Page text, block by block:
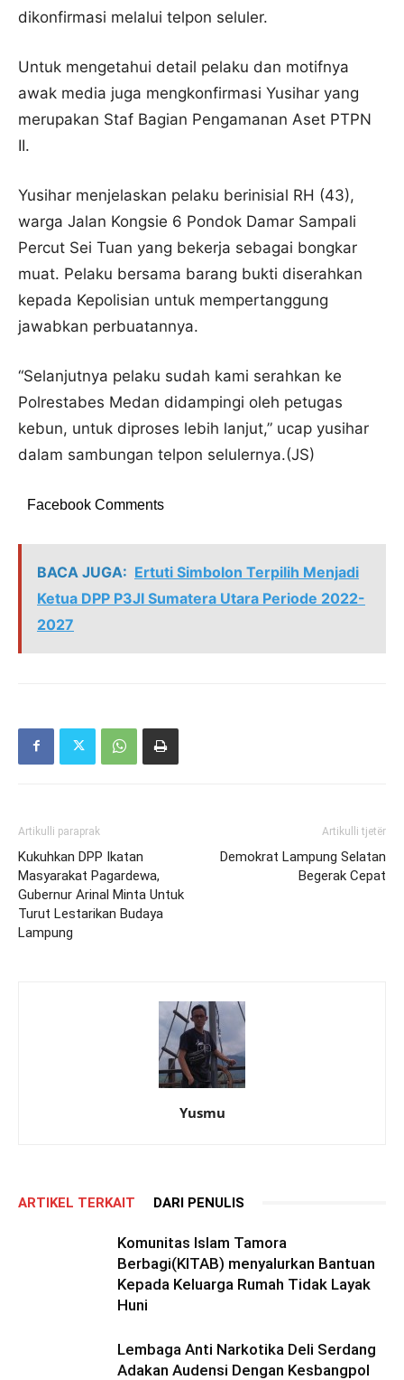
dikonfirmasi melalui telpon seluler.
Untuk mengetahui detail pelaku dan motifnya
awak media juga mengkonfirmasi Yusihar yang
merupakan Staf Bagian Pengamanan Aset PTPN
II.
Yusihar menjelaskan pelaku berinisial RH (43),
warga Jalan Kongsie 6 Pondok Damar Sampali
Percut Sei Tuan yang bekerja sebagai bongkar
muat. Pelaku bersama barang bukti diserahkan
kepada Kepolisian untuk mempertanggung
jawabkan perbuatannya.
“Selanjutnya pelaku sudah kami serahkan ke
Polrestabes Medan didampingi oleh petugas
kebun, untuk diproses lebih lanjut,” ucap yusihar
dalam sambungan telpon selulernya.(JS)
Facebook Comments
BACA JUGA: Ertuti Simbolon Terpilih Menjadi
Ketua DPP P3JI Sumatera Utara Periode 2022-
2027
Artikulli paraprak
Kukuhkan DPP Ikatan
Masyarakat Pagardewa,
Gubernur Arinal Minta Untuk
Turut Lestarikan Budaya
Lampung
Artikulli tjetër
Demokrat Lampung Selatan
Begerak Cepat
Yusmu
ARTIKEL TERKAIT DARI PENULIS
Komunitas Islam Tamora
Berbagi(KITAB) menyalurkan Bantuan
Kepada Keluarga Rumah Tidak Layak
Huni
Lembaga Anti Narkotika Deli Serdang
Adakan Audensi Dengan Kesbangpol